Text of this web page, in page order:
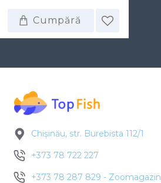
Cumpără
Chișinău, str. Burebista 112/1
+373 78 722 227
+373 78 287 829 - Zoomagazin